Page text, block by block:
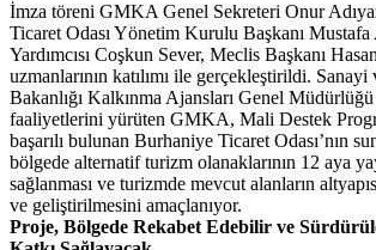
İmza töreni GMKA Genel Sekreteri Onur
Ticaret Odası Yönetim Kurulu Başkanı
Yardımcısı Coşkun Sever, Meclis Başkanı
uzmanlarının katılımı ile gerçekleştirildi.
Bakanlığı Kalkınma Ajansları Genel
faaliyetlerini yürüten GMKA, Mali Destek
başarılı bulunan Burhaniye Ticaret Odası’nın
bölgede alternatif turizm olanaklarının 12 aya
sağlanması ve turizmde mevcut alanların
ve geliştirilmesini amaçlanıyor.
Proje, Bölgede Rekabet Edebilir ve